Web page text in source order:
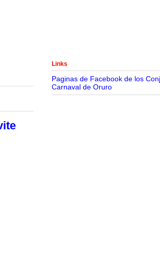
Links
Paginas de Facebook de los
Carnaval de Oruro